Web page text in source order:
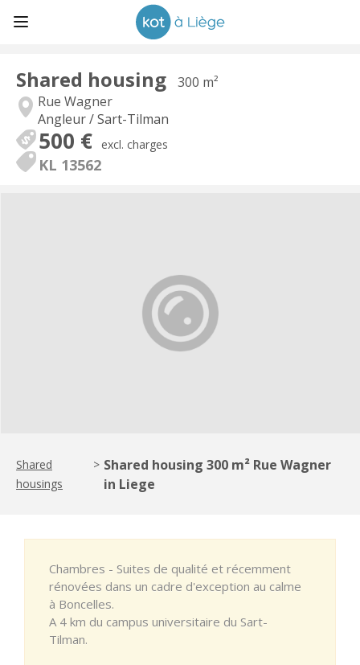
Shared housing
300 m²
Rue Wagner
Angleur / Sart-Tilman
500 € excl. charges
KL 13562
Shared
housings
> Shared housing 300 m² Rue Wagner
in Liege
Chambres - Suites de qualité et récemment
rénovées dans un cadre d'exception au calme
à Boncelles.
A 4 km du campus universitaire du Sart-
Tilman.